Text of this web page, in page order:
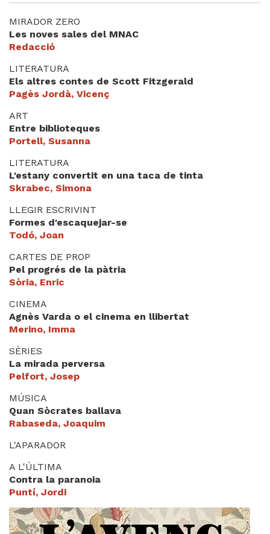
MIRADOR ZERO
Les noves sales del MNAC
Redacció
LITERATURA
Els altres contes de Scott Fitzgerald
Pagès Jordà, Vicenç
ART
Entre biblioteques
Portell, Susanna
LITERATURA
L'estany convertit en una taca de tinta
Skrabec, Simona
LLEGIR ESCRIVINT
Formes d'escaquejar-se
Todó, Joan
CARTES DE PROP
Pel progrés de la pàtria
Sòria, Enric
CINEMA
Agnès Varda o el cinema en llibertat
Merino, Imma
SÈRIES
La mirada perversa
Pelfort, Josep
MÚSICA
Quan Sòcrates ballava
Rabaseda, Joaquim
L'APARADOR
A L'ÚLTIMA
Contra la paranoia
Puntí, Jordi